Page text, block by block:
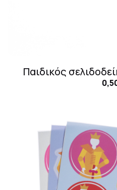
Παιδικός